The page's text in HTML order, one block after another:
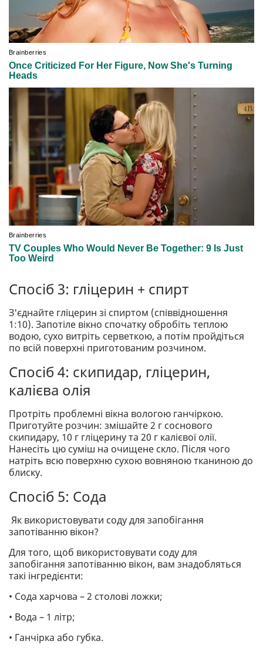
Спосіб 3: гліцерин + спирт
З'єднайте гліцерин зі спиртом (співвідношення
1:10). Запотіле вікно спочатку обробіть теплою
водою, сухо витріть серветкою, а потім пройдіться
по всій поверхні приготованим розчином.
Спосіб 4: скипидар, гліцерин,
калієва олія
Протріть проблемні вікна вологою ганчіркою.
Приготуйте розчин: змішайте 2 г соснового
скипидару, 10 г гліцерину та 20 г калієвої олії.
Нанесіть цю суміш на очищене скло. Після чого
натріть всю поверхню сухою вовняною тканиною до
блиску.
Спосіб 5: Сода
Як використовувати соду для запобігання
запотіванню вікон?
Для того, щоб використовувати соду для
запобігання запотіванню вікон, вам знадобляться
такі інгредієнти:
• Сода харчова – 2 столові ложки;
• Вода – 1 літр;
• Ганчірка або губка.